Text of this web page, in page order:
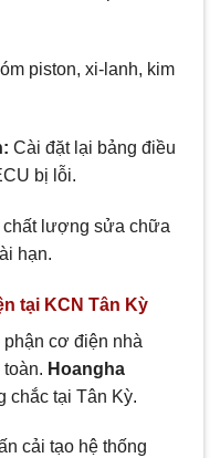
piston, xi-lanh, kim
Cài đặt lại bảng điều
bị lỗi.
chất lượng sửa chữa
hạn.
tại KCN Tân Kỳ
cơ điện nhà
Hoangha
chắc tại Tân Kỳ.
cải tạo hệ thống